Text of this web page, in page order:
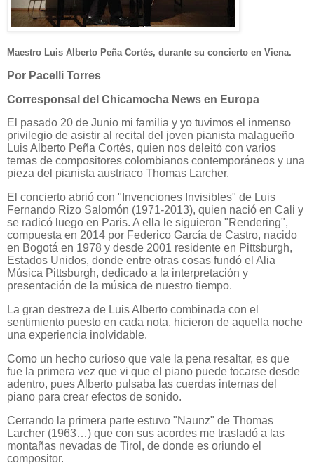
Maestro Luis Alberto Peña Cortés, durante su concierto en Viena.
Por Pacelli Torres
Corresponsal del Chicamocha News en Europa
El pasado 20 de Junio mi familia y yo tuvimos el inmenso
privilegio de asistir al recital del joven pianista malagueño
Luis Alberto Peña Cortés, quien nos deleitó con varios
temas de compositores colombianos contemporáneos y una
pieza del pianista austriaco Thomas Larcher.
El concierto abrió con "Invenciones Invisibles" de Luis
Fernando Rizo Salomón (1971-2013), quien nació en Cali y
se radicó luego en Paris. A ella le siguieron "Rendering",
compuesta en 2014 por Federico García de Castro, nacido
en Bogotá en 1978 y desde 2001 residente en Pittsburgh,
Estados Unidos, donde entre otras cosas fundó el Alia
Música Pittsburgh, dedicado a la interpretación y
presentación de la música de nuestro tiempo.
La gran destreza de Luis Alberto combinada con el
sentimiento puesto en cada nota, hicieron de aquella noche
una experiencia inolvidable.
Como un hecho curioso que vale la pena resaltar, es que
fue la primera vez que vi que el piano puede tocarse desde
adentro, pues Alberto pulsaba las cuerdas internas del
piano para crear efectos de sonido.
Cerrando la primera parte estuvo "Naunz" de Thomas
Larcher (1963…) que con sus acordes me trasladó a las
montañas nevadas de Tirol, de donde es oriundo el
compositor.